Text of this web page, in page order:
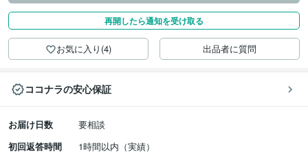
再開したら通知を受け取る
お気に入り(4) 出品者に質問
ココナラの安心保証
お届け日数
要相談
初回返答時間
1時間以内（実績）